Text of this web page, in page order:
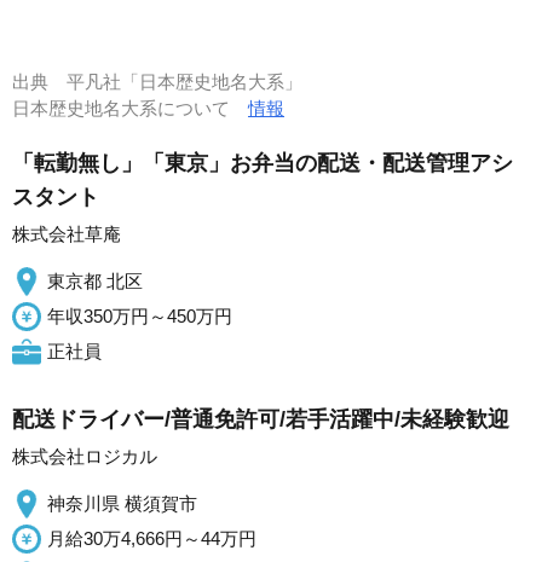
出典 平凡社「日本歴史地名大系」
日本歴史地名大系について情報
「転勤無し」「東京」お弁当の配送・配送管理アシ
スタント
株式会社草庵
東京都 北区
年収350万円～450万円
正社員
配送ドライバー/普通免許可/若手活躍中/未経験歓迎
株式会社ロジカル
神奈川県 横須賀市
月給30万4,666円～44万円